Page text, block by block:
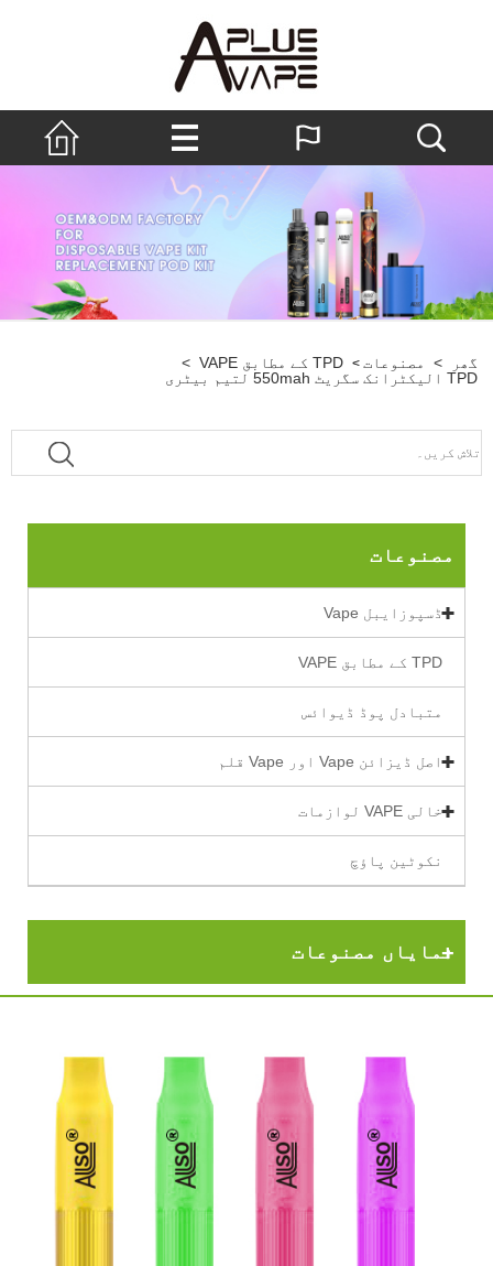
گھر > مصنوعات> TPD کے مطابق VAPE
>
TPD الیکٹرانک سگریٹ 550mah لتیم بیٹری
مصنوعات
ڈسپوزایبل Vape
TPD کے مطابق VAPE
متبادل پوڈ ڈیوائس
اصل ڈیزائن Vape اور Vape قلم
خالی VAPE لوازمات
نکوٹین پاؤچ
نمایاں مصنوعات